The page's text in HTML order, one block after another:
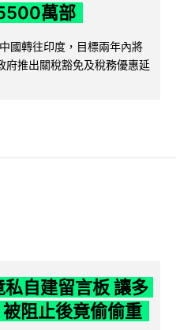
萬部
國轉往印度，目標兩年內將
府推出關稅豁免及稅務優惠延
自建留言板 讓多
阻止後竟偷偷重